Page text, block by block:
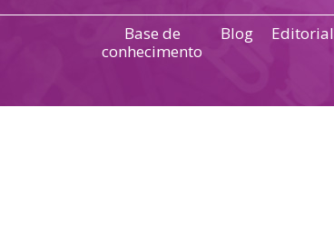
Base de
conhecimento
Blog Editorial